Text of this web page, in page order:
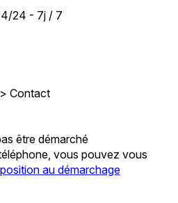
24 - 7j / 7
Contact
être démarché
vous pouvez vous
au démarchage